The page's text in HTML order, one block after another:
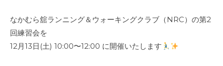
なかむら舘ランニング＆ウォーキングクラブ（NRC）の第2
回練習会を
12月13日(土) 10:00〜12:00 に開催いたします